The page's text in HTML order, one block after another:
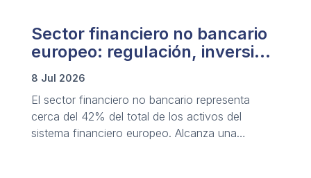
Sector financiero no bancario
europeo: regulación, inversión
y riesgo
8 Jul 2026
El sector financiero no bancario representa
cerca del 42% del total de los activos del
sistema financiero europeo. Alcanza una